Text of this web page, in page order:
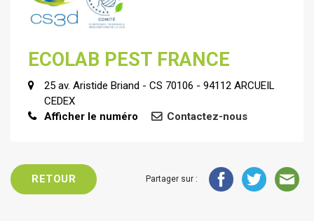
ECOLAB PEST FRANCE
25 av. Aristide Briand - CS 70106 - 94112 ARCUEIL
CEDEX
Afficher le numéro
Contactez-nous
RETOUR Partager sur :